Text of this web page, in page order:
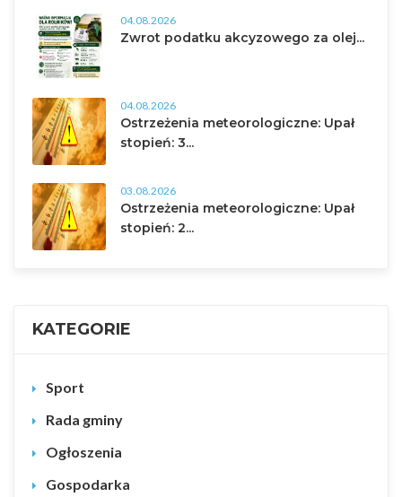
04.08.2026
Zwrot podatku akcyzowego za olej...
04.08.2026
Ostrzeżenia meteorologiczne: Upał
stopień: 3...
03.08.2026
Ostrzeżenia meteorologiczne: Upał
stopień: 2...
KATEGORIE
Sport
Rada gminy
Ogłoszenia
Gospodarka